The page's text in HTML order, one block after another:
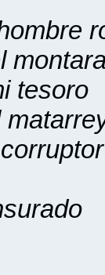
tesoro